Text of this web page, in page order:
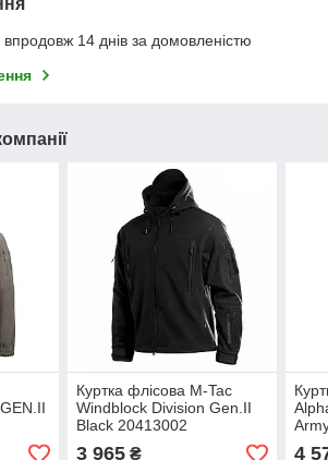
14 днів за домовленістю
Куртка флісова M-Tac
Windblock Division Gen.II
Black 20413002
3 965₴ 4